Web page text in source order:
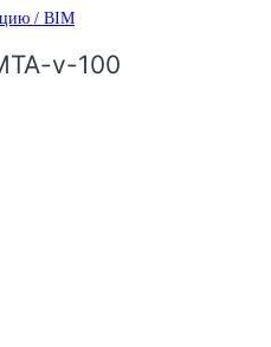
/ BIM
v-100